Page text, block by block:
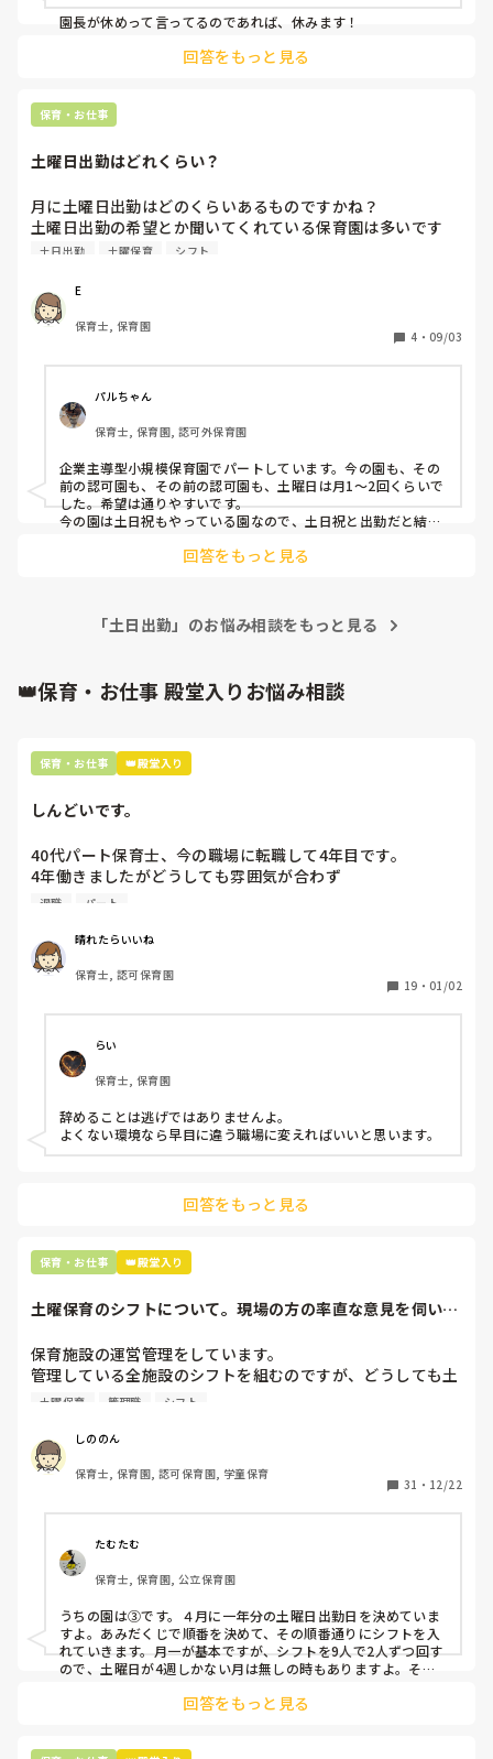
そんな時皆さんなら運動会予備日（日曜）出勤しますか？？
休めるなら休みたい！！！でも行事休むの申し訳ないし何よ
回答をもっと見る
保育・お仕事
土曜日出勤はどれくらい？
月に土曜日出勤はどのくらいあるものですかね？
土曜日出勤の希望とか聞いてくれている保育園は多いです
か？？
土日出勤 土曜保育 シフト
E
保育士, 保育園
4 ・ 09/03
パルちゃん
保育士, 保育園, 認可外保育園
企業主導型小規模保育園でパートしています。今の園も、その
前の認可園も、その前の認可園も、土曜日は月1～2回くらいで
した。希望は通りやすいです。
今の園は土日祝もやっている園なので、土日祝と出勤だと結構
回答をもっと見る
「土日出勤」のお悩み相談をもっと見る
👑保育・お仕事 殿堂入りお悩み相談
保育・お仕事 👑殿堂入り
しんどいです。
40代パート保育士、今の職場に転職して4年目です。
4年働きましたがどうしても雰囲気が合わず
退職しようと思っています。
周りの職員は、勤続10年以上から何十年という先生がほとん
どです。
保護者子どもの愚痴悪口が多く、
今で言う不適切保育も
仕方ないよね
もう何も言わずに
子どもの言いなりになればいいんだね
などいう意見で…
上の先生に相談することは難しそうです。
最後の職場にしようと思っていましたが
辞めることは逃げ、と、過去辞めた人も何年も言われ続けて
います
退職 パート
晴れたらいいね
保育士, 認可保育園
19 ・ 01/02
らい
保育士, 保育園
辞めることは逃げではありませんよ。
よくない環境なら早目に違う職場に変えればいいと思います。
回答をもっと見る
保育・お仕事 👑殿堂入り
土曜保育のシフトについて。現場の方の率直な意見を伺いた
保育施設の運営管理をしています。
管理している全施設のシフトを組むのですが、どうしても土
曜保育だけは入れる方が少なく、いつも苦労しています。
て入職しているはずですが、いざ勤務が始まると一日も土曜
出勤が出来ない方ばかりです。
①土曜日の希望休は2日まで、と制限をかける
②毎月、必ず土曜保育に入ることのできる日を1日だけピッ
クアップしてもらう
③仮シフトが出た時、土曜出勤が難しければ自身で代わりの
人を交渉して見つけてもらう
上記のいずれかの対策を取り入れることを考えています。
土曜保育 管理職 シフト
しののん
保育士, 保育園, 認可保育園, 学童保育
31 ・ 12/22
たむたむ
保育士, 保育園, 公立保育園
うちの園は③です。４月に一年分の土曜日出勤日を決めていま
すよ。あみだくじで順番を決めて、その順番通りにシフトを入
れていきます。月一が基本ですが、シフトを9人で2人ずつ回す
ので、土曜日が4週しかない月は無しの時もありますよ。その
て貰い、主任に報告してます。
回答をもっと見る